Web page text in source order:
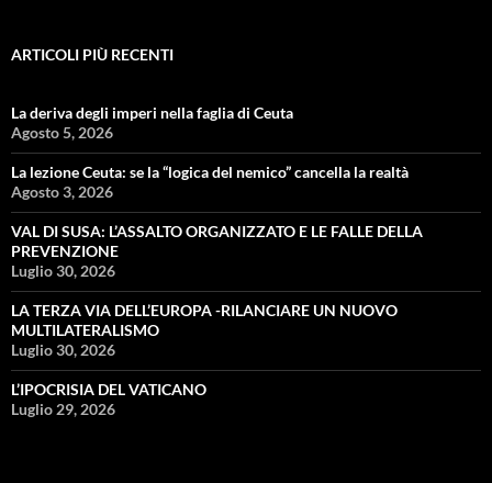
ARTICOLI PIÙ RECENTI
La deriva degli imperi nella faglia di Ceuta
Agosto 5, 2026
La lezione Ceuta: se la “logica del nemico” cancella la realtà
Agosto 3, 2026
VAL DI SUSA: L’ASSALTO ORGANIZZATO E LE FALLE DELLA
PREVENZIONE
Luglio 30, 2026
LA TERZA VIA DELL’EUROPA -RILANCIARE UN NUOVO
MULTILATERALISMO
Luglio 30, 2026
L’IPOCRISIA DEL VATICANO
Luglio 29, 2026